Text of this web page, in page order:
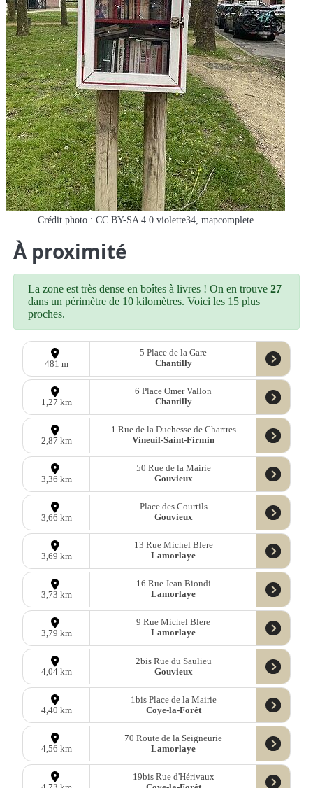
Crédit photo : CC BY-SA 4.0 violette34, mapcomplete
À proximité
La zone est très dense en boîtes à livres ! On en trouve27
dans un périmètre de 10 kilomètres. Voici les 15 plus
proches.
481 m
5 Place de la Gare
Chantilly
1,27 km
6 Place Omer Vallon
Chantilly
2,87 km
1 Rue de la Duchesse de Chartres
Vineuil-Saint-Firmin
3,36 km
50 Rue de la Mairie
Gouvieux
3,66 km
Place des Courtils
Gouvieux
3,69 km
13 Rue Michel Blere
Lamorlaye
3,73 km
16 Rue Jean Biondi
Lamorlaye
3,79 km
9 Rue Michel Blere
Lamorlaye
4,04 km
2bis Rue du Saulieu
Gouvieux
4,40 km
1bis Place de la Mairie
Coye-la-Forêt
4,56 km
70 Route de la Seigneurie
Lamorlaye
19bis Rue d'Hérivaux